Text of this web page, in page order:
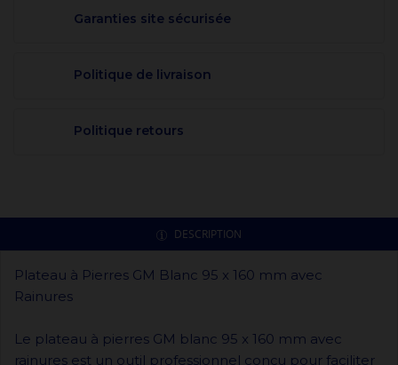
Garanties site sécurisée
Politique de livraison
Politique retours
DESCRIPTION
Plateau à Pierres GM Blanc 95 x 160 mm avec
Rainures
Le plateau à pierres GM blanc 95 x 160 mm avec
rainures est un outil professionnel conçu pour faciliter